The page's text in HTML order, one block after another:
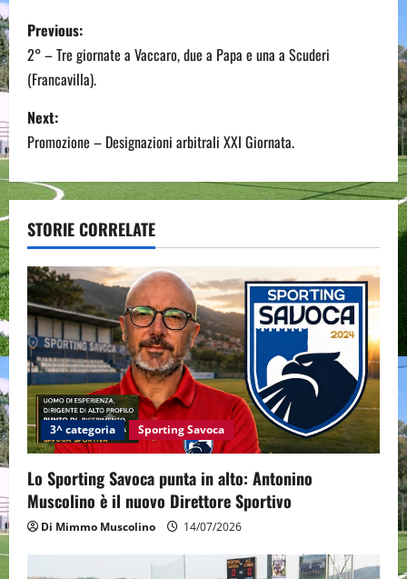
P
o
s
t
n
a
v
i
g
a
t
i
o
n
Previous:
2° – Tre giornate a Vaccaro, due a Papa e una a Scuderi
(Francavilla).
Next:
Promozione – Designazioni arbitrali XXI Giornata.
STORIE CORRELATE
3^ categoria Sporting Savoca
Lo Sporting Savoca punta in alto: Antonino
Muscolino è il nuovo Direttore Sportivo
Di Mimmo Muscolino 14/07/2026